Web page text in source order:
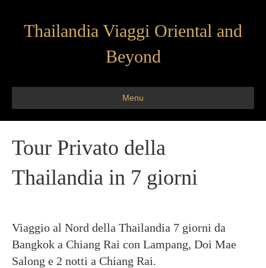
Thailandia Viaggi Oriental and
Beyond
Menu
Tour Privato della
Thailandia in 7 giorni
Viaggio al Nord della Thailandia 7 giorni da
Bangkok a Chiang Rai con Lampang, Doi Mae
Salong e 2 notti a Chiang Rai.